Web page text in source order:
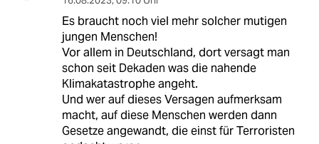
Es braucht noch viel mehr solcher mutigen
jungen Menschen!
Vor allem in Deutschland, dort versagt man
schon seit Dekaden was die nahende
Klimakatastrophe angeht.
Und wer auf dieses Versagen aufmerksam
macht, auf diese Menschen werden dann
Gesetze angewandt, die einst für Terroristen